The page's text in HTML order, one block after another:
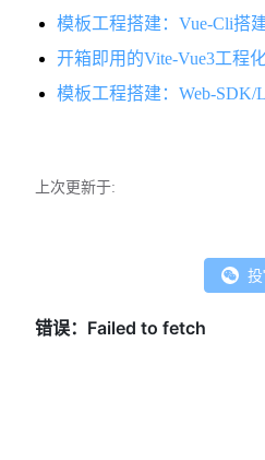
模板工程搭建：Vue-Cli搭
开箱即用的Vite-Vue3工程
模板工程搭建：Web-SDK/
上次更新于: